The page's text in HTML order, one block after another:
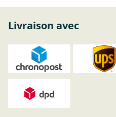
Livraison avec